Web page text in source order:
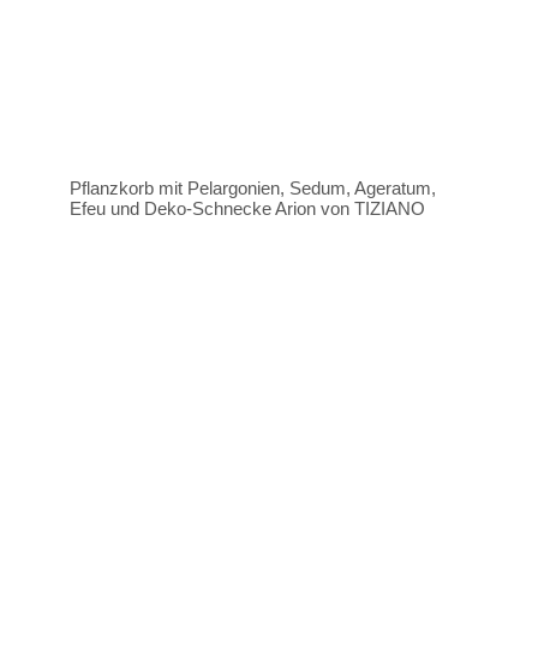
Pflanzkorb mit Pelargonien, Sedum, Ageratum,
Efeu und Deko-Schnecke Arion von TIZIANO